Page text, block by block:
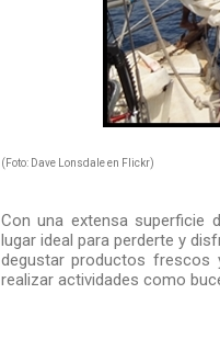
(Foto: Dave Lonsdale en Flickr)
Con una extensa superficie
lugar ideal para perderte y
degustar productos
realizar actividades como